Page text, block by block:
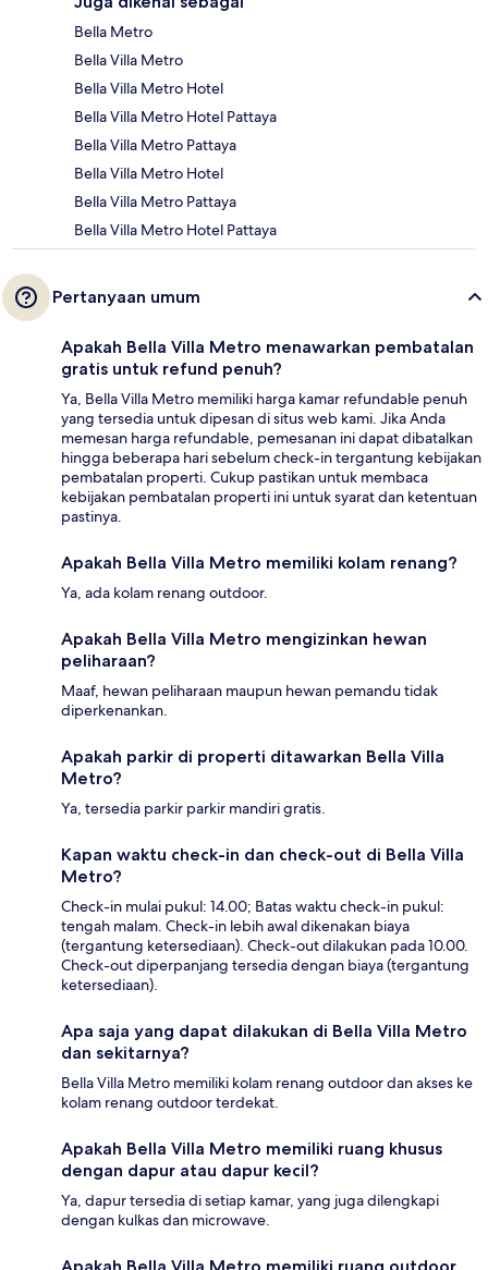
Bella Metro
Bella Villa Metro
Bella Villa Metro Hotel
Bella Villa Metro Hotel Pattaya
Bella Villa Metro Pattaya
Bella Villa Metro Hotel
Bella Villa Metro Pattaya
Bella Villa Metro Hotel Pattaya
Pertanyaan umum
Apakah Bella Villa Metro menawarkan pembatalan
gratis untuk refund penuh?
Ya, Bella Villa Metro memiliki harga kamar refundable penuh
yang tersedia untuk dipesan di situs web kami. Jika Anda
memesan harga refundable, pemesanan ini dapat dibatalkan
hingga beberapa hari sebelum check-in tergantung kebijakan
pembatalan properti. Cukup pastikan untuk membaca
kebijakan pembatalan properti ini untuk syarat dan ketentuan
pastinya.
Apakah Bella Villa Metro memiliki kolam renang?
Ya, ada kolam renang outdoor.
Apakah Bella Villa Metro mengizinkan hewan
peliharaan?
Maaf, hewan peliharaan maupun hewan pemandu tidak
diperkenankan.
Apakah parkir di properti ditawarkan Bella Villa
Metro?
Ya, tersedia parkir parkir mandiri gratis.
Kapan waktu check-in dan check-out di Bella Villa
Metro?
Check-in mulai pukul: 14.00; Batas waktu check-in pukul:
tengah malam. Check-in lebih awal dikenakan biaya
(tergantung ketersediaan). Check-out dilakukan pada 10.00.
Check-out diperpanjang tersedia dengan biaya (tergantung
ketersediaan).
Apa saja yang dapat dilakukan di Bella Villa Metro
dan sekitarnya?
Bella Villa Metro memiliki kolam renang outdoor dan akses ke
kolam renang outdoor terdekat.
Apakah Bella Villa Metro memiliki ruang khusus
dengan dapur atau dapur kecil?
Ya, dapur tersedia di setiap kamar, yang juga dilengkapi
dengan kulkas dan microwave.